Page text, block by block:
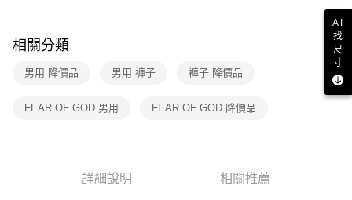
是否繳費成功／繳費後需取消欲退款等相關疑問，請聯繫「AFTEE先享後付
１．透過由恩沛科技股份有限公司提供之「AFTEE先享後付」服務完成之交
易，需依本服務之必要範圍內提供個人資料，並將交易相關給付款項請求債
３．未成年的使用者請事先徵得法定代理人或監護人之同意方可使用
「AFTEE先享後付」，若未經同意申辦者引起之損失，本公司不負相關責
宅配
免運費
相關分類
男用 降價品 男用 褲子 褲子 降價品
FEAR OF GOD 男用 FEAR OF GOD 降價品
詳細說明 相關推薦
AI
找
尺
寸